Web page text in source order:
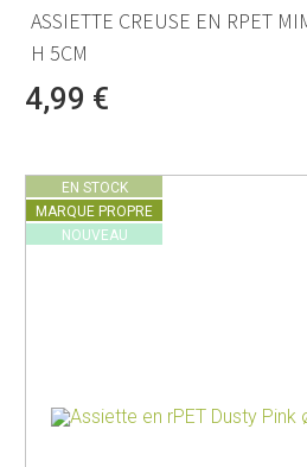
ASSIETTE CREUSE EN RPET
H 5CM
4,99 €
EN STOCK
MARQUE PROPRE
NOUVEAU